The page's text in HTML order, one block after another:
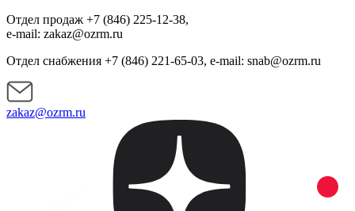
Отдел продаж +7 (846) 225-12-38,
e-mail: zakaz@ozrm.ru
Отдел снабжения +7 (846) 221-65-03, e-mail: snab@ozrm.ru
zakaz@ozrm.ru